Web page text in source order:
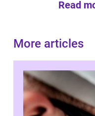
Read
More articles